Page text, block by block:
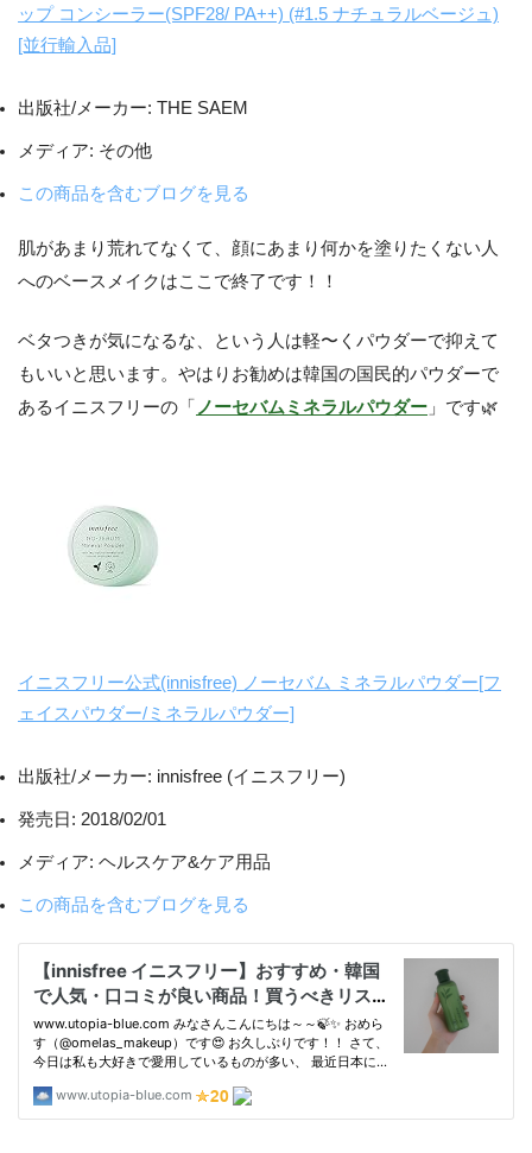
ップ コンシーラー(SPF28/ PA++) (#1.5 ナチュラルベージュ)
[並行輸入品]
出版社/メーカー: THE SAEM
メディア: その他
この商品を含むブログを見る
肌があまり荒れてなくて、顔にあまり何かを塗りたくない人
へのベースメイクはここで終了です！！
ベタつきが気になるな、という人は軽〜くパウダーで抑えて
もいいと思います。やはりお勧めは韓国の国民的パウダーで
あるイニスフリーの「 ノーセバムミネラルパウダー 」です🌿
イニスフリー公式(innisfree) ノーセバム ミネラルパウダー[フ
ェイスパウダー/ミネラルパウダー]
出版社/メーカー: innisfree (イニスフリー)
発売日: 2018/02/01
メディア: ヘルスケア&ケア用品
この商品を含むブログを見る